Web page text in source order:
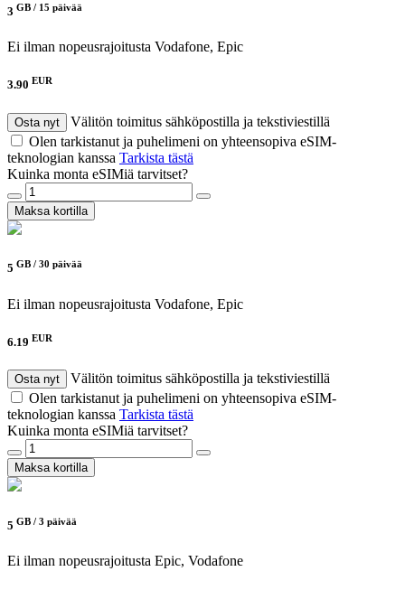
3 GB / 15 päivää
Ei ilman nopeusrajoitusta Vodafone, Epic
3.90 EUR
Osta nyt
Välitön toimitus sähköpostilla ja tekstiviestillä
Olen tarkistanut ja puhelimeni on yhteensopiva eSIM-
teknologian kanssa Tarkista tästä
Kuinka monta eSIMiä tarvitset?
Maksa kortilla
5 GB / 30 päivää
Ei ilman nopeusrajoitusta Vodafone, Epic
6.19 EUR
Osta nyt
Välitön toimitus sähköpostilla ja tekstiviestillä
Olen tarkistanut ja puhelimeni on yhteensopiva eSIM-
teknologian kanssa Tarkista tästä
Kuinka monta eSIMiä tarvitset?
Maksa kortilla
5 GB / 3 päivää
Ei ilman nopeusrajoitusta Epic, Vodafone